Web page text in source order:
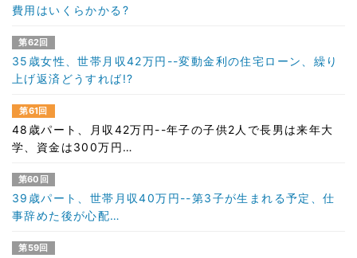
費用はいくらかかる?
第62回
35歳女性、世帯月収42万円--変動金利の住宅ローン、繰り
上げ返済どうすれば!?
第61回
48歳パート、月収42万円--年子の子供2人で長男は来年大
学、資金は300万円…
第60回
39歳パート、世帯月収40万円--第3子が生まれる予定、仕
事辞めた後が心配…
第59回